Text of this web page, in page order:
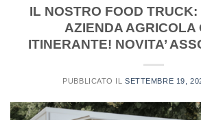
IL NOSTRO FOOD
AZIENDA AGRICOLA
ITINERANTE! NOVITA’
PUBBLICATO ILSETTEMBRE 19,